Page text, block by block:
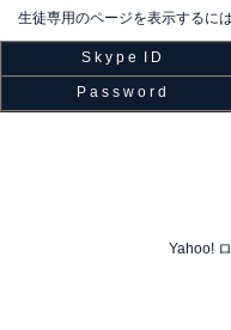
生徒専用のページを表示するに
S k y p e I D
P a s s w o r d
Yahoo!